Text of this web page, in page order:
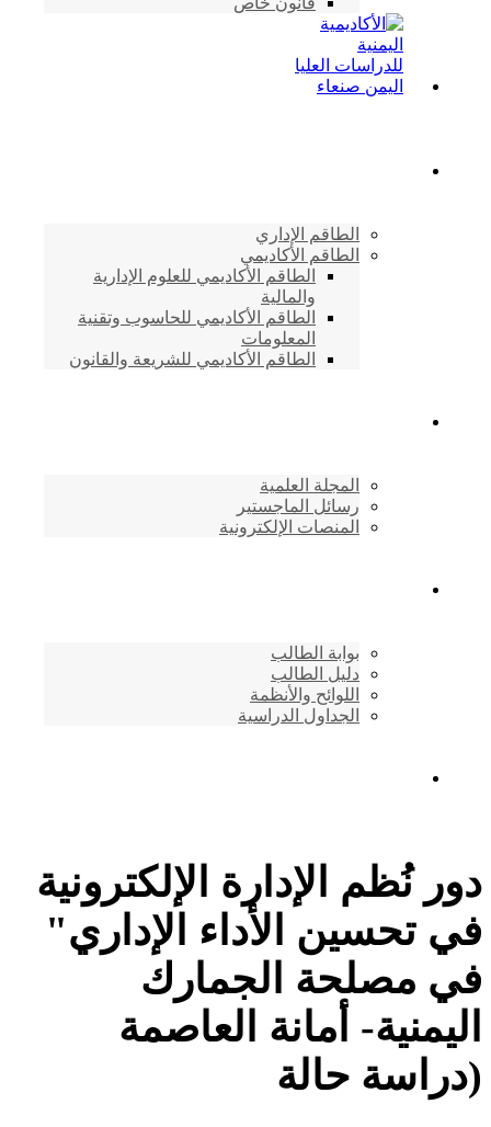
الطاقم الإداري
الطاقم الأكاديمي
الطاقم الأكاديمي للعلوم الإدارية
والمالية
الطاقم الأكاديمي للحاسوب وتقنية
المعلومات
الطاقم الأكاديمي للشريعة والقانون
المجلة العلمية
رسائل الماجستير
المنصات الإلكترونية
بوابة الطالب
دليل الطالب
اللوائح والأنظمة
الجداول الدراسية
دور نُظم الإدارة الإلكترونية
في تحسين الأداء الإداري"
في مصلحة الجمارك
اليمنية- أمانة العاصمة
(دراسة حالة